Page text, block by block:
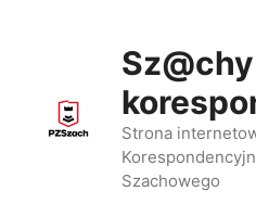
Sz@chy
Strona
Szachowego